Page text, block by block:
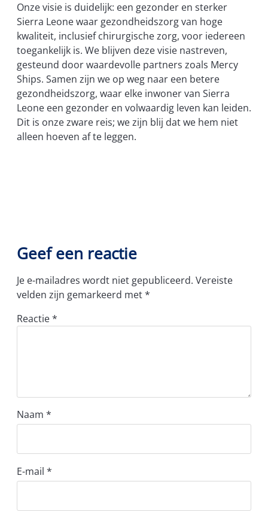
Onze visie is duidelijk: een gezonder en sterker
Sierra Leone waar gezondheidszorg van hoge
kwaliteit, inclusief chirurgische zorg, voor iedereen
toegankelijk is. We blijven deze visie nastreven,
gesteund door waardevolle partners zoals Mercy
Ships. Samen zijn we op weg naar een betere
gezondheidszorg, waar elke inwoner van Sierra
Leone een gezonder en volwaardig leven kan leiden.
Dit is onze zware reis; we zijn blij dat we hem niet
alleen hoeven af te leggen.
Geef een reactie
Je e-mailadres wordt niet gepubliceerd. Vereiste
velden zijn gemarkeerd met*
Reactie*
Naam *
E-mail *